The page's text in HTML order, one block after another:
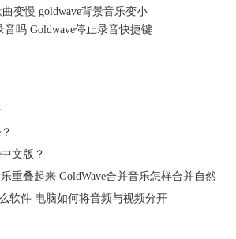
图2 复制噪音样本
曲变慢 goldwave背景音乐变小
音吗 Goldwave停止录音快捷键
文版？
重叠起来 GoldWave合并音乐怎样合并自然
软件 电脑如何将音频与视频分开